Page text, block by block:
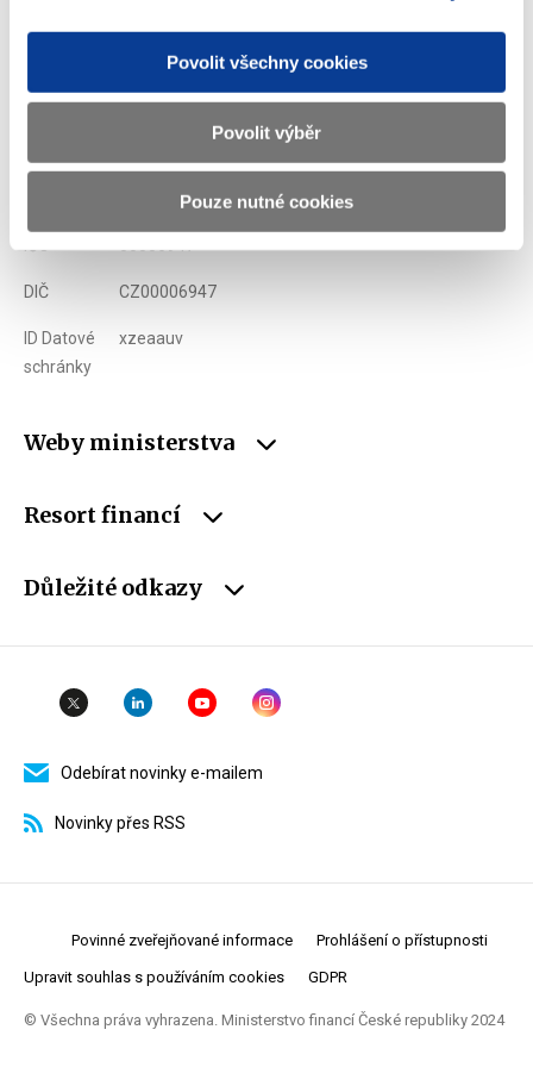
Povolit všechny cookies
Povolit výběr
Pouze nutné cookies
Ministerstvo financí ČR
Adresa Letenská 15, 118 10 Praha
podatelna@mf.gov.cz
DIČ CZ00006947
ID Datové
schránky
xzeaauv
Weby ministerstva
Resort financí
Důležité odkazy
Odebírat novinky e-mailem
Novinky přes RSS
Povinné zveřejňované informace Prohlášení o přístupnosti
Upravit souhlas s používáním cookies GDPR
© Všechna práva vyhrazena. Ministerstvo financí České republiky 2024